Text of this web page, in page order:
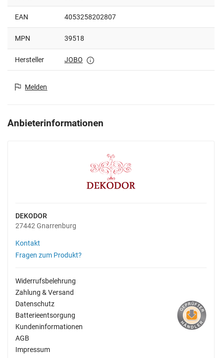
EAN 4053258202807
MPN 39518
Hersteller JOBO
Melden
Anbieterinformationen
DEKODOR
27442 Gnarrenburg
Kontakt
Fragen zum Produkt?
Widerrufsbelehrung
Zahlung & Versand
Datenschutz
Batterieentsorgung
Kundeninformationen
AGB
Impressum